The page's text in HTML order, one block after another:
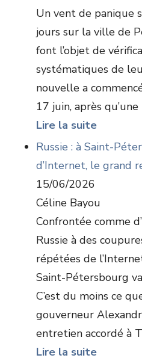
Un vent de panique
jours sur la ville de
font l’objet de
systématiques de
nouvelle a
17 juin, après
Lire la suite
Russie : à Saint-
d’Internet, le grand
15/06/2026
Céline Bayou
Confrontée comme
Russie à des
répétées de
Saint-Pétersbourg
C’est du moins ce
gouverneur
entretien accordé à
Lire la suite